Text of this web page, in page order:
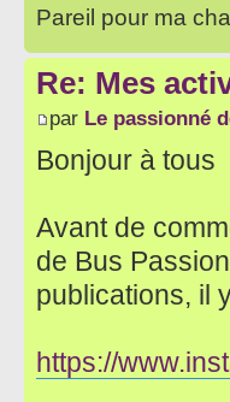
Pareil pour ma
Re: Mes
par Le passionné
Bonjour à tous
Avant de
de Bus
publications, il
https://